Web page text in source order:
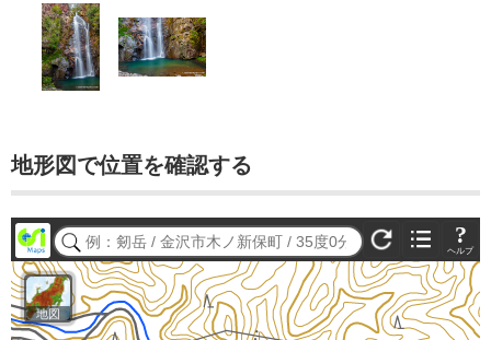
地形図で位置を確認する